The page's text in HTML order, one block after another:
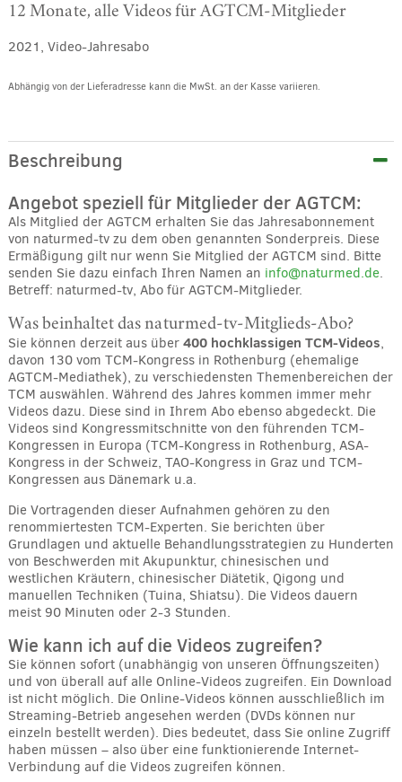
12 Monate, alle Videos für AGTCM-Mitglieder
2021, Video-Jahresabo
Abhängig von der Lieferadresse kann die MwSt. an der Kasse variieren.
Beschreibung
Angebot speziell für Mitglieder der AGTCM:
Als Mitglied der AGTCM erhalten Sie das Jahresabonnement
von naturmed-tv zu dem oben genannten Sonderpreis. Diese
Ermäßigung gilt nur wenn Sie Mitglied der AGTCM sind. Bitte
senden Sie dazu einfach Ihren Namen an info@naturmed.de.
Betreff: naturmed-tv, Abo für AGTCM-Mitglieder.
Was beinhaltet das naturmed-tv-Mitglieds-Abo?
Sie können derzeit aus über400 hochklassigen TCM-Videos,
davon 130 vom TCM-Kongress in Rothenburg (ehemalige
AGTCM-Mediathek), zu verschiedensten Themenbereichen der
TCM auswählen. Während des Jahres kommen immer mehr
Videos dazu. Diese sind in Ihrem Abo ebenso abgedeckt. Die
Videos sind Kongressmitschnitte von den führenden TCM-
Kongressen in Europa (TCM-Kongress in Rothenburg, ASA-
Kongress in der Schweiz, TAO-Kongress in Graz und TCM-
Kongressen aus Dänemark u.a.
Die Vortragenden dieser Aufnahmen gehören zu den
renommiertesten TCM-Experten. Sie berichten über
Grundlagen und aktuelle Behandlungsstrategien zu Hunderten
von Beschwerden mit Akupunktur, chinesischen und
westlichen Kräutern, chinesischer Diätetik, Qigong und
manuellen Techniken (Tuina, Shiatsu). Die Videos dauern
meist 90 Minuten oder 2-3 Stunden.
Wie kann ich auf die Videos zugreifen?
Sie können sofort (unabhängig von unseren Öffnungszeiten)
und von überall auf alle Online-Videos zugreifen. Ein Download
ist nicht möglich. Die Online-Videos können ausschließlich im
Streaming-Betrieb angesehen werden (DVDs können nur
einzeln bestellt werden). Dies bedeutet, dass Sie online Zugriff
haben müssen – also über eine funktionierende Internet-
Verbindung auf die Videos zugreifen können.